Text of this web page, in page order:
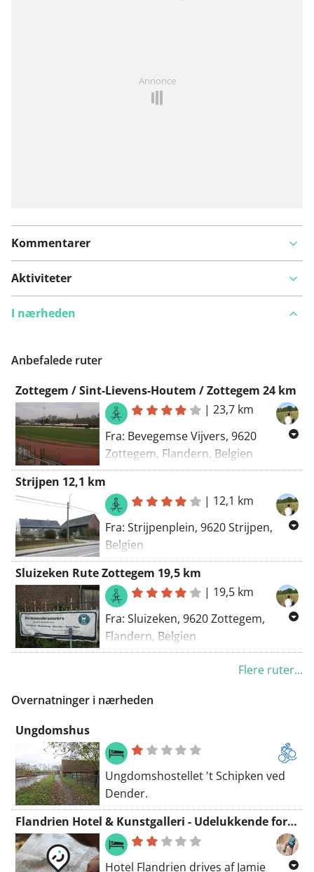
Annonce
Kommentarer
Aktiviteter
I nærheden
Anbefalede ruter
Zottegem / Sint-Lievens-Houtem / Zottegem 24 km
|23,7 km
Fra: Bevegemse Vijvers, 9620
Zottegem, Flandern, Belgien
Til: Bevegemse Vijvers, 9620
Routing: Vandring - smukkeste,
Manuel
Strijpen 12,1 km
| 12,1 km
Fra: Strijpenplein, 9620 Strijpen,
Belgien
Til: Strijpenplein, 9620 Strijpen,
Belgien
Rute: Gå - smukkest
Sluizeken Rute Zottegem 19,5 km
| 19,5 km
Fra: Sluizeken, 9620 Zottegem,
Flandern, Belgien
Til: Sluizeken, 9620 Zottegem,
Rute: Gå - smukkeste, Manuel
Flere ruter...
Overnatninger i nærheden
Ungdomshus
Ungdomshostellet 't Schipken ved
Dender.
Flandrien Hotel & Kunstgalleri - Udelukkende for cyklister
Hotel Flandrien drives af Jamie